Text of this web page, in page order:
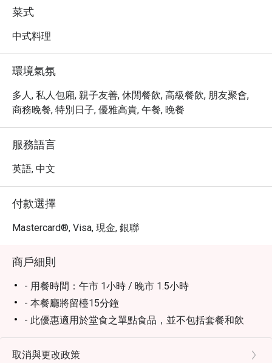
雞、棒棒雞、家鄉回鍋肉、一口燻魚、夫妻肺片、黃金香
脆軟殼蟹、重慶香辣原隻肉蟹、西蘭花炒四川辣肉腸等，
更呈獻各式精品雞尾酒等選擇，務求為客人帶來舒暢適意
位於中環威靈頓街M88的 1935餐廳，巧妙地將四川菜的精
髓與現代時尚的中國傳統風味重新演繹，透過精心設計和
創新理念，為食客帶來耳目一新的感受。
懷舊元素與現代四川菜的豐富傳統，讓人一邊回味經典，
一邊享受創新的味覺體驗。
餐單包括多款招牌菜，如四川抄手、辣子雞、棒棒雞、家
香辣全蟹、以及西蘭花炒四川辣肉腸等。
除了豐富多樣的菜品外，餐廳還提供多款精品雞尾酒，旨
在為顧客營造放鬆愉悅的用餐氛圍。
術，將每道特色菜提升到新的高度。餐廳落地玻璃窗可欣
賞中環城市美景，搭配優雅的氛圍和一流的服務，是美食
愛好者不可錯過的必訪之地！
推薦菜單
羅漢果菊花茶
必喝推薦：稍微浸泡一段時間再飲用，風味最佳。茶香清
淡甘甜，回味悠長，飲後喉嚨倍感舒適清爽。
香蒜手撕走地雞
菜式
中式料理
環境氣氛
多人, 私人包廂, 親子友善, 休閒餐飲, 高級餐飲, 朋友聚會,
商務晚餐, 特別日子, 優雅高貴, 午餐, 晚餐
服務語言
英語, 中文
付款選擇
Mastercard®, Visa, 現金, 銀聯
商戶細則
- 用餐時間：午市 1小時 / 晚市 1.5小時
- 本餐廳將留檯15分鐘
- 此優惠適用於堂食之單點食品，並不包括套餐和飲
品，不可與餐廳其他推廣優惠同時使用
- 加一服務費以原價計算
取消與更改政策